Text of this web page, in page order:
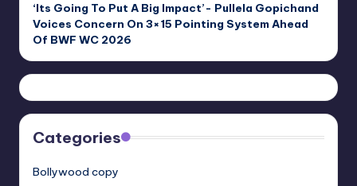
‘Its Going To Put A Big Impact’- Pullela Gopichand
Voices Concern On 3×15 Pointing System Ahead
Of BWF WC 2026
Categories
Bollywood copy